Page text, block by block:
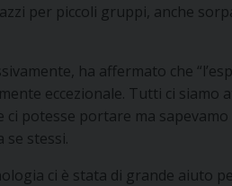
per piccoli gruppi, anche
ha affermato che
eccezionale. Tutti ci
ci potesse portare ma
se stessi.
ci è stata di grande aiuto